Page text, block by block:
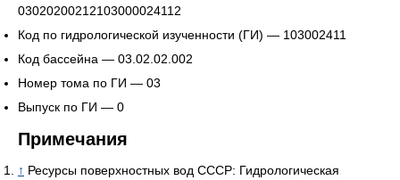
03020200212103000024112
Код по гидрологической изученности (ГИ) — 103002411
Код бассейна — 03.02.02.002
Номер тома по ГИ — 03
Выпуск по ГИ — 0
Примечания
↑ Ресурсы поверхностных вод СССР: Гидрологическая